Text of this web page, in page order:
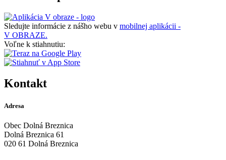
Sledujte informácie z nášho webu v mobilnej aplikácii -
V OBRAZE.
Voľne k stiahnutiu:
Kontakt
Adresa
Obec Dolná Breznica
Dolná Breznica 61
020 61 Dolná Breznica